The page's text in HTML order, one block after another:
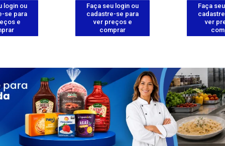
login ou
se para
e
Faça seu login ou
cadastre-se para
ver preços e
comprar
Faça
ver